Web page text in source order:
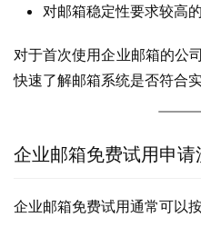
对邮箱稳定性要求较高
对于首次使用企业邮箱的公
快速了解邮箱系统是否符合
企业邮箱免费试用申请
企业邮箱免费试用通常可以